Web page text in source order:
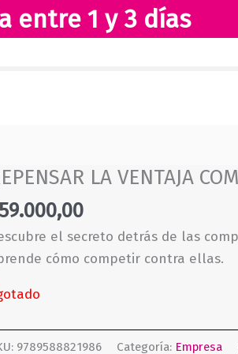
entre 1 y 3 días
Club Lectores Tienda
LA VENTAJA
59.000,00
el secreto detrás de las
cómo competir contra ellas.
9789588821986 Categoría: Empresa